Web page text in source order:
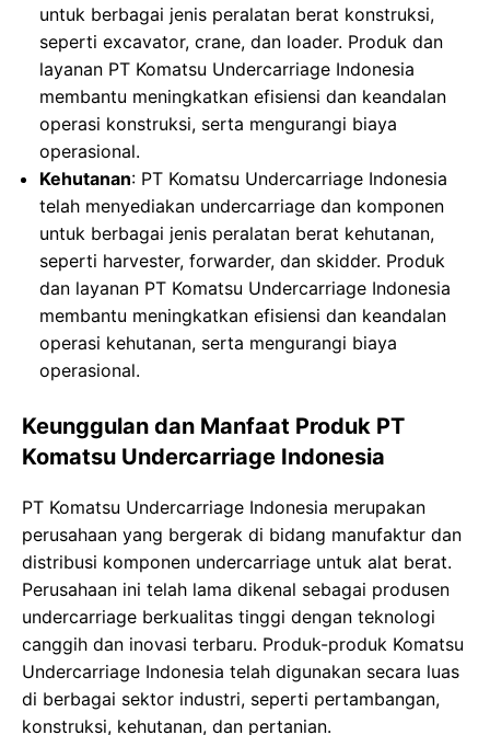
untuk berbagai jenis peralatan berat konstruksi,
seperti excavator, crane, dan loader. Produk dan
layanan PT Komatsu Undercarriage Indonesia
membantu meningkatkan efisiensi dan keandalan
operasi konstruksi, serta mengurangi biaya
operasional.
Kehutanan: PT Komatsu Undercarriage Indonesia
telah menyediakan undercarriage dan komponen
untuk berbagai jenis peralatan berat kehutanan,
seperti harvester, forwarder, dan skidder. Produk
dan layanan PT Komatsu Undercarriage Indonesia
membantu meningkatkan efisiensi dan keandalan
operasi kehutanan, serta mengurangi biaya
operasional.
Keunggulan dan Manfaat Produk PT
Komatsu Undercarriage Indonesia
PT Komatsu Undercarriage Indonesia merupakan
perusahaan yang bergerak di bidang manufaktur dan
distribusi komponen undercarriage untuk alat berat.
Perusahaan ini telah lama dikenal sebagai produsen
undercarriage berkualitas tinggi dengan teknologi
canggih dan inovasi terbaru. Produk-produk Komatsu
Undercarriage Indonesia telah digunakan secara luas
di berbagai sektor industri, seperti pertambangan,
konstruksi, kehutanan, dan pertanian.